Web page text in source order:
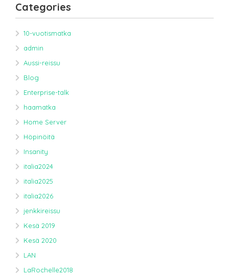
Categories
10-vuotismatka
admin
Aussi-reissu
Blog
Enterprise-talk
haamatka
Home Server
Höpinöitä
Insanity
italia2024
italia2025
italia2026
jenkkireissu
Kesä 2019
Kesä 2020
LAN
LaRochelle2018